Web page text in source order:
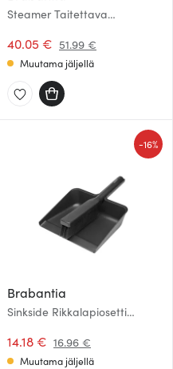
Steamer Taitettava
Pepper Black
40.05 € 51.99 €
Muutama jäljellä
Brabantia
Sinkside Rikkalapiosetti
14.18 € 16.96 €
-16%
Muutama jäljellä